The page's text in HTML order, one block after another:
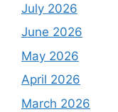
July 2026
June 2026
May 2026
April 2026
March 2026